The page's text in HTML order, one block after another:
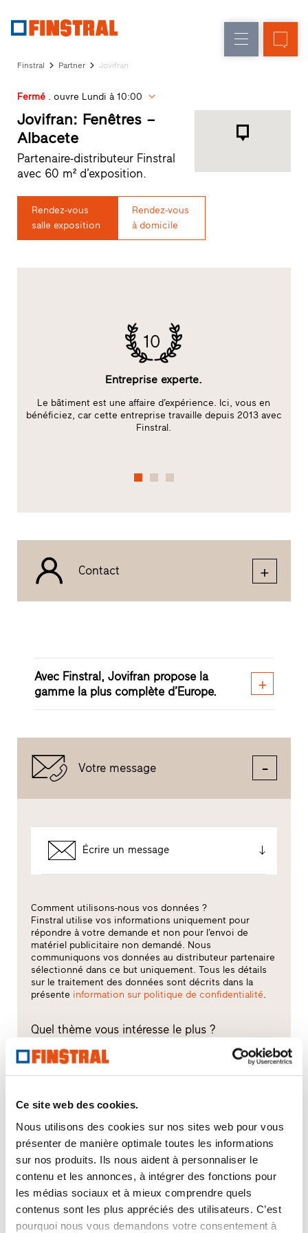
Ce site web des cookies.
Nous utilisons des cookies sur nos sites web pour vous
présenter de manière optimale toutes les informations
sur nos produits. Ils nous aident à personnaliser le
contenu et les annonces, à intégrer des fonctions pour
les médias sociaux et à mieux comprendre quels
contenus sont les plus appréciés des utilisateurs. C’est
pourquoi nous vous demandons votre consentement à
d'entrée
Parois
vitrées
neuve
architectes
Programme
partenaires
Recherche
de
distributeurs
rapides
Finstral Partner Jovifran
Fermé. ouvre Lundi à 10:00
Jovifran: Fenêtres –
Albacete
Partenaire-distributeur Finstral
avec 60 m² d’exposition.
Rendez-vous
salle exposition
Rendez-vous
à domicile
10
Entreprise experte.
Le bâtiment est une affaire d’expérience. Ici, vous en
bénéficiez, car cette entreprise travaille depuis 2013 avec
Finstral.
Contact
Avec Finstral, Jovifran propose la
gamme la plus complète d’Europe.
Votre message
Écrire un message
Comment utilisons-nous vos données ?
Finstral utilise vos informations uniquement pour
répondre à votre demande et non pour l’envoi de
matériel publicitaire non demandé. Nous
communiquons vos données au distributeur partenaire
sélectionné dans ce but uniquement. Tous les détails
sur le traitement des données sont décrits dans la
présente information sur politique de confidentialité.
Quel thème vous intéresse le plus ?
Fenêtres
Portes d’entrée
Parois vitrées
Rénovation
Construction neuve